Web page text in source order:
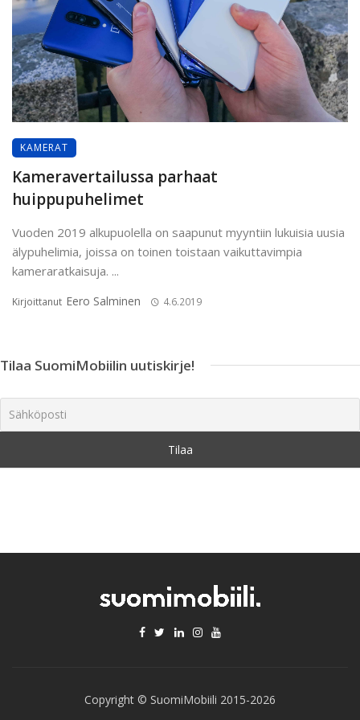
KAMERAT
Kameravertailussa parhaat
huippupuhelimet
Vuoden 2019 alkupuolella on saapunut myyntiin lukuisia uusia
älypuhelimia, joissa on toinen toistaan vaikuttavimpia
kameraratkaisuja. ...
Kirjoittanut Eero Salminen 4.6.2019
Tilaa SuomiMobiilin uutiskirje!
Copyright © SuomiMobiili 2015-2026